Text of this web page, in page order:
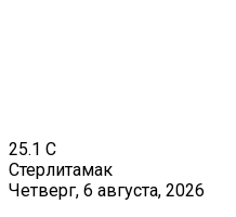
25.1 C
Стерлитамак
Четверг, 6 августа, 2026